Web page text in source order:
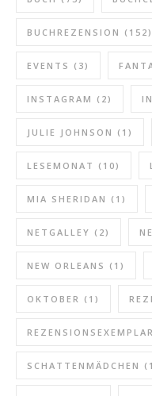
BUCHREZENSION (152)
EVENTS (3)
INSTAGRAM (2)
JULIE JOHNSON (1)
LESEMONAT (10)
MIA SHERIDAN (1)
NETGALLEY (2)
NEW ORLEANS (1)
OKTOBER (1)
REZENSIONSEXEMPLAR
SCHATTENMÄDCHEN